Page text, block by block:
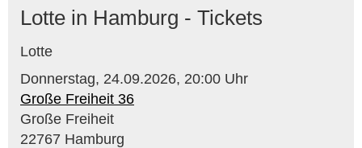
Lotte in Hamburg - Tickets
Lotte
Donnerstag, 24.09.2026, 20:00 Uhr
Große Freiheit 36
Große Freiheit
22767 Hamburg